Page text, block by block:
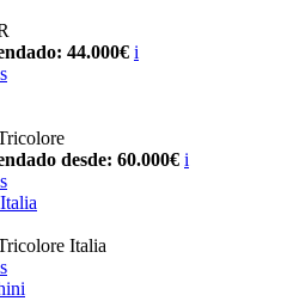
44.000€ i
desde: 60.000€ i
Italia